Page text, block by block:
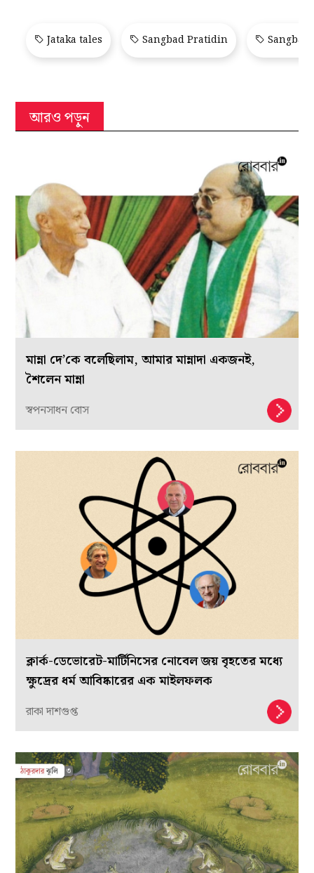
Jataka tales Sangbad Pratidin
আরও পড়ুন
মান্না দে’কে বলেছিলাম, আমার মান্নাদা একজনই,
শৈলেন মান্না
স্বপনসাধন বোস
ক্লার্ক-ডেভোরেট-মার্টিনিসের নোবেল জয় বৃহতের মধ্যে
ক্ষুদ্রের ধর্ম আবিষ্কারের এক মাইলফলক
রাকা দাশগুপ্ত